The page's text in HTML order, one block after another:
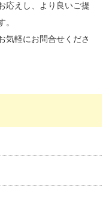
応えし、より良いご提
。
気軽にお問合せくださ